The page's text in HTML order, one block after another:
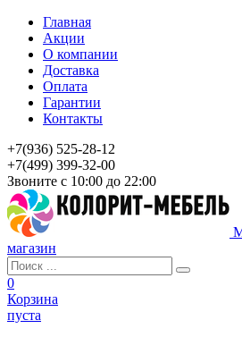
Главная
Акции
О компании
Доставка
Оплата
Гарантии
Контакты
+7(936) 525-28-12
+7(499) 399-32-00
Звоните с 10:00 до 22:00
магазин
0
Корзина
пуста